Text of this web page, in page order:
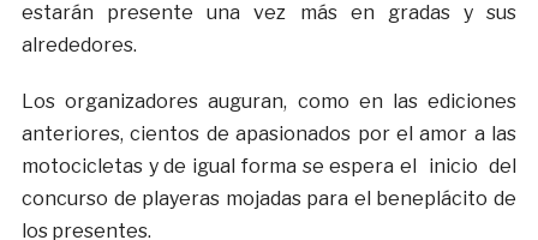
estarán presente una vez más en gradas y sus
alrededores.
Los organizadores auguran, como en las ediciones
anteriores, cientos de apasionados por el amor a las
motocicletas y de igual forma se espera el inicio del
concurso de playeras mojadas para el beneplácito de
los presentes.